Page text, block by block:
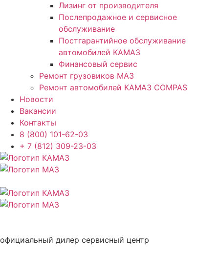
Лизинг от производителя
Послепродажное и сервисное
обслуживание
Постгарантийное обслуживание
автомобилей КАМАЗ
Финансовый сервис
Ремонт грузовиков МАЗ
Ремонт автомобилей КАМАЗ COMPAS
Новости
Вакансии
Контакты
8 (800) 101-62-03
+ 7 (812) 309-23-03
официальный дилер сервисный центр